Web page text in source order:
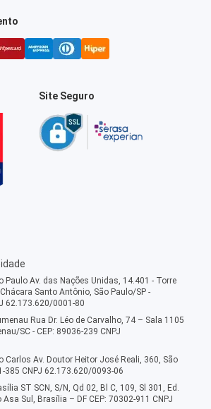
Site Seguro
Paulo Av. das Nações Unidas, 14.401 - Torre
Santo Antônio, São Paulo/SP -
62.173.620/0001-80
Rua Dr. Léo de Carvalho, 74 – Sala 1105
SC - CEP: 89036-239 CNPJ
Carlos Av. Doutor Heitor José Reali, 360, São
385 CNPJ 62.173.620/0093-06
ST SCN, S/N, Qd 02, Bl C, 109, Sl 301, Ed.
Sul, Brasília – DF CEP: 70302-911 CNPJ